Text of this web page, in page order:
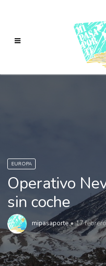
EUROPA
Operativo
sin coche
mipasaporte 17